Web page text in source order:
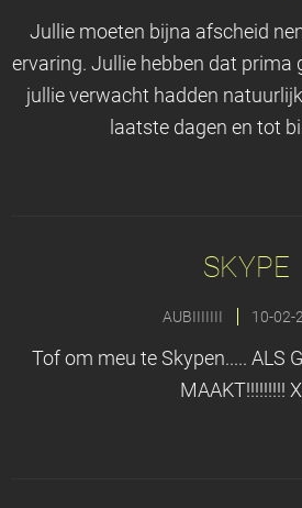
Jullie moeten bijna afscheid
ervaring. Jullie hebben dat prima
jullie verwacht hadden
laatste dagen en tot
SKYPE
AUBIIIIIII 10-02-
Tof om meu te Skypen..... ALS
MAAKT!!!!!!!!!